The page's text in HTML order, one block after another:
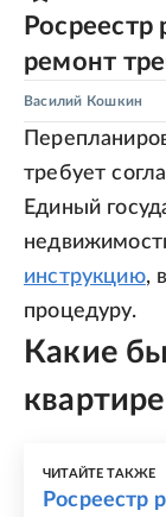
Росреестр
ремонт
Василий Кошкин
требует
Единый
инструкцию,
процедуру.
Какие
квартире
ЧИТАЙТЕ ТАКЖЕ
Росреестр